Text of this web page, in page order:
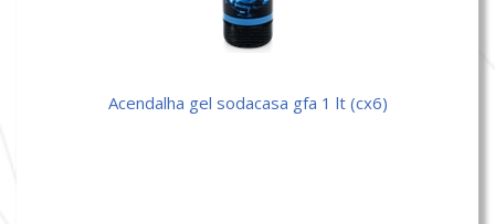
acendalha gel sodacasa gfa 1 lt (cx6)